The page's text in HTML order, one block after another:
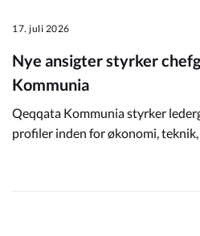
17. juli 2026
Nye ansigter styrker
Kommunia
Qeqqata Kommunia styrker
profiler inden for økonomi,